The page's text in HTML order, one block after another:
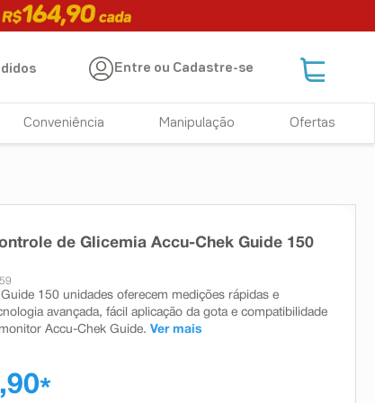
Entre ou Cadastre-se
Conveniência Manipulação Ofertas
de Glicemia Accu-Chek Guide 150
150 unidades oferecem medições rápidas e
avançada, fácil aplicação da gota e compatibilidade
Accu-Chek Guide. Ver mais
*